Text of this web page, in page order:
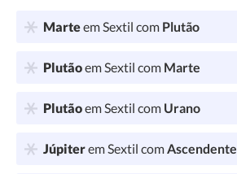
Marteem Sextil com Plutão
Plutãoem Sextil com Marte
Plutãoem Sextil com Urano
Júpiterem Sextil comAscendente